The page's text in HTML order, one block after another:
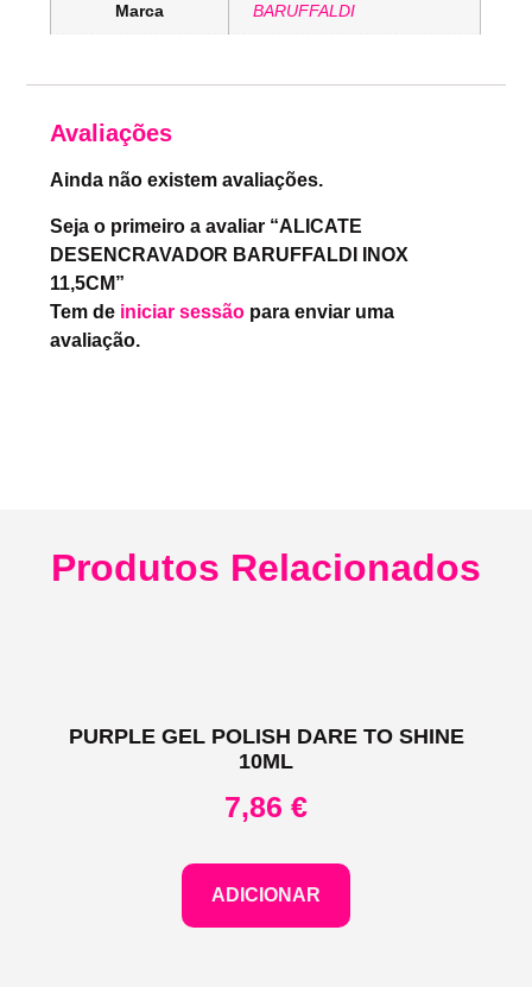
Marca BARUFFALDI
Avaliações
Ainda não existem avaliações.
Seja o primeiro a avaliar “ALICATE
DESENCRAVADOR BARUFFALDI INOX
11,5CM”
Tem de iniciar sessão para enviar uma
avaliação.
Produtos Relacionados
PURPLE GEL POLISH DARE TO SHINE
10ML
7,86 €
ADICIONAR